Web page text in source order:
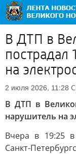
В ДТП в
пострадал
на
2 июля 2026, 11:28
В ДТП в
нарушитель на
Вчера в 19:25
Санкт-